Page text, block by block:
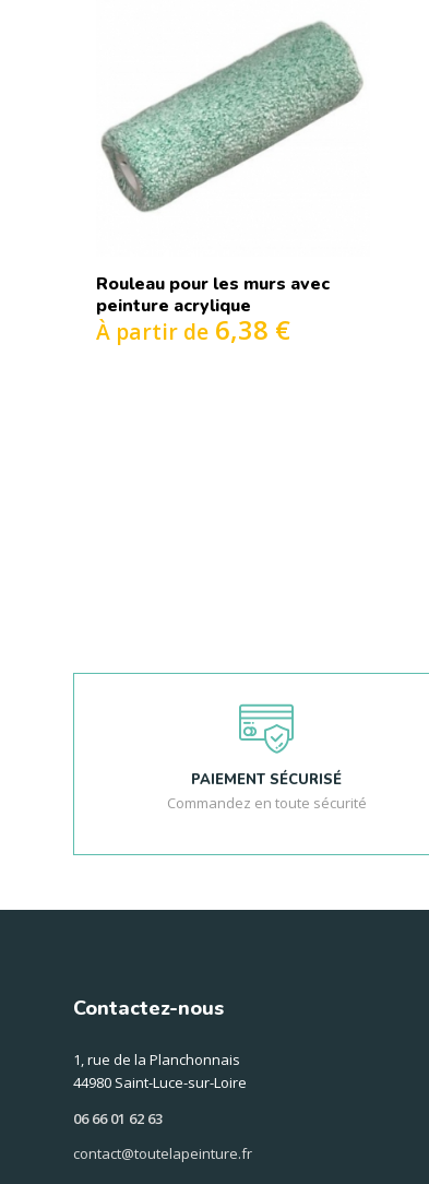
Rouleau pour les murs avec
peinture acrylique
À partir de 6,38 €
PAIEMENT SÉCURISÉ
Commandez en toute sécurité
Contactez-nous
1, rue de la Planchonnais
44980 Saint-Luce-sur-Loire
06 66 01 62 63
contact@toutelapeinture.fr